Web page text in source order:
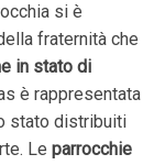
si è
fraternità che
in stato di
è rappresentata
stato distribuiti
Le parrocchie